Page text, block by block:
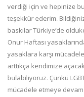
verdiği için ve hepinize
teşekkür ederim.
baskılar Türkiye’de
Onur Haftası
yasaklara karşı
arttıkça kendimize
bulabiliyoruz. Çünkü
mücadele etmeye